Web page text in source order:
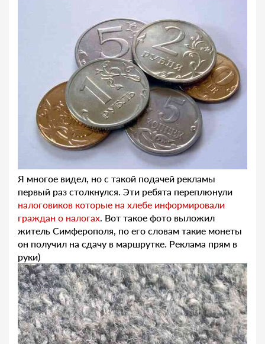
Я многое видел, но с такой подачей рекламы
первый раз столкнулся. Эти ребята переплюнули
налоговиков которые на хлебе информировали
граждан о налогах. Вот такое фото выложил
житель Симферополя, по его словам такие монеты
он получил на сдачу в маршрутке. Реклама прям в
руки)